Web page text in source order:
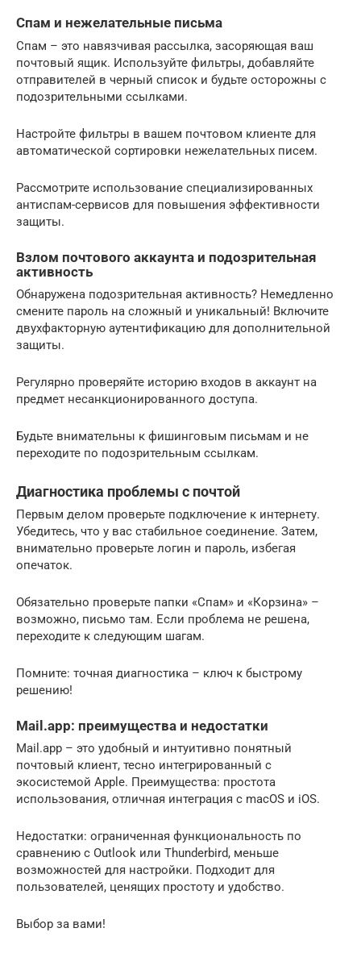
Спам и нежелательные письма
Спам – это навязчивая рассылка, засоряющая ваш
почтовый ящик. Используйте фильтры, добавляйте
отправителей в черный список и будьте осторожны с
подозрительными ссылками.
Настройте фильтры в вашем почтовом клиенте для
автоматической сортировки нежелательных писем.
Рассмотрите использование специализированных
антиспам-сервисов для повышения эффективности
защиты.
Взлом почтового аккаунта и подозрительная
активность
Обнаружена подозрительная активность? Немедленно
смените пароль на сложный и уникальный! Включите
двухфакторную аутентификацию для дополнительной
защиты.
Регулярно проверяйте историю входов в аккаунт на
предмет несанкционированного доступа.
Будьте внимательны к фишинговым письмам и не
переходите по подозрительным ссылкам.
Диагностика проблемы с почтой
Первым делом проверьте подключение к интернету.
Убедитесь, что у вас стабильное соединение. Затем,
внимательно проверьте логин и пароль, избегая
опечаток.
Обязательно проверьте папки «Спам» и «Корзина» –
возможно, письмо там. Если проблема не решена,
переходите к следующим шагам.
Помните: точная диагностика – ключ к быстрому
решению!
Mail.app: преимущества и недостатки
Mail.app – это удобный и интуитивно понятный
почтовый клиент, тесно интегрированный с
экосистемой Apple. Преимущества: простота
использования, отличная интеграция с macOS и iOS.
Недостатки: ограниченная функциональность по
сравнению с Outlook или Thunderbird, меньше
возможностей для настройки. Подходит для
пользователей, ценящих простоту и удобство.
Выбор за вами!